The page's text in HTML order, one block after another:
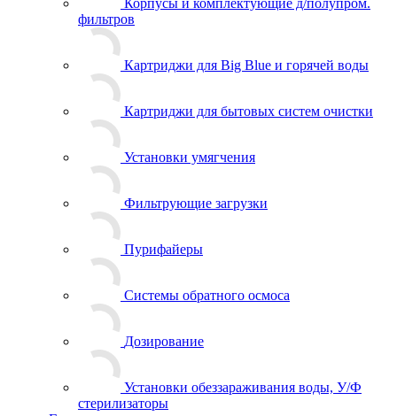
Корпусы и комплектующие д/полупром.
фильтров
Картриджи для Big Blue и горячей воды
Картриджи для бытовых систем очистки
Установки умягчения
Фильтрующие загрузки
Пурифайеры
Системы обратного осмоса
Дозирование
Установки обеззараживания воды, У/Ф
стерилизаторы